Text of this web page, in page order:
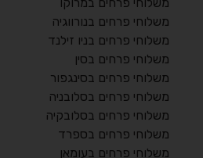
משלוחי פרחים בנורווגיה
משלוחי פרחים בניו זילנד
משלוחי פרחים בסין
משלוחי פרחים בסינגפור
משלוחי פרחים בסלובניה
משלוחי פרחים בסלובקיה
משלוחי פרחים בספרד
משלוחי פרחים בעומאן